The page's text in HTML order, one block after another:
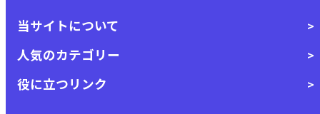
当サイトについて
人気のカテゴリー
役に立つリンク